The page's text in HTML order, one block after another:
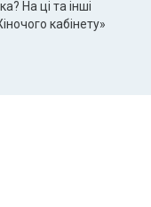
На ці та інші
кабінету»